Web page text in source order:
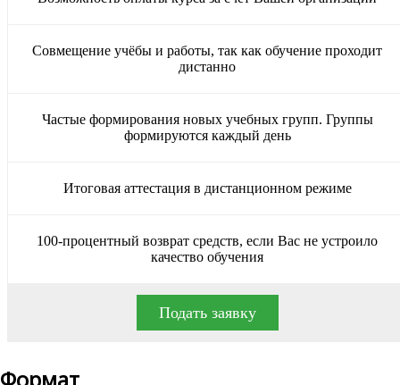
Совмещение учёбы и работы, так как обучение проходит
дистанно
Частые формирования новых учебных групп. Группы
формируются каждый день
Итоговая аттестация в дистанционном режиме
100-процентный возврат средств, если Вас не устроило
качество обучения
Подать заявку
Формат